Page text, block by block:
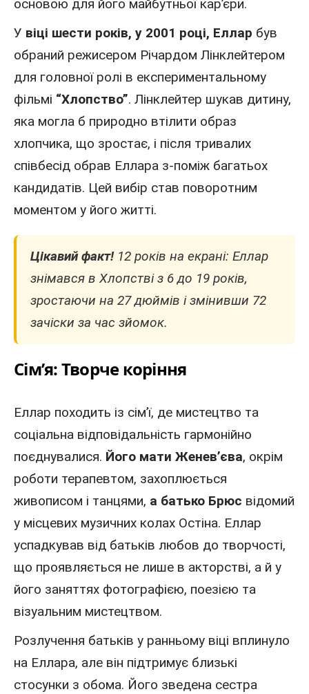
основою для його майбутньої кар’єри.
У віці шести років, у 2001 році, Еллар був
обраний режисером Річардом Лінклейтером
для головної ролі в експериментальному
фільмі “Хлопство”. Лінклейтер шукав дитину,
яка могла б природно втілити образ
хлопчика, що зростає, і після тривалих
співбесід обрав Еллара з-поміж багатьох
кандидатів. Цей вибір став поворотним
моментом у його житті.
Цікавий факт!12 років на екрані: Еллар
знімався в Хлопстві з 6 до 19 років,
зростаючи на 27 дюймів і змінивши 72
зачіски за час зйомок.
Сім’я: Творче коріння
Еллар походить із сім’ї, де мистецтво та
соціальна відповідальність гармонійно
поєднувалися. Його мати Женев’єва, окрім
роботи терапевтом, захоплюється
живописом і танцями, а батько Брюс відомий
у місцевих музичних колах Остіна. Еллар
успадкував від батьків любов до творчості,
що проявляється не лише в акторстві, а й у
його заняттях фотографією, поезією та
візуальним мистецтвом.
Розлучення батьків у ранньому віці вплинуло
на Еллара, але він підтримує близькі
стосунки з обома. Його зведена сестра